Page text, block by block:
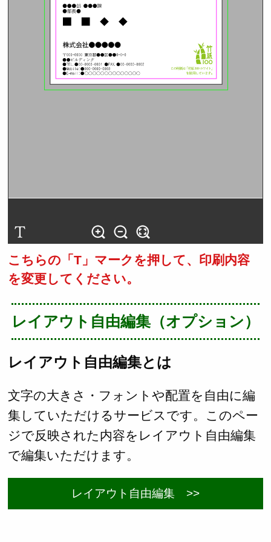
こちらの「T」マークを押して、印刷内容
を変更してください。
レイアウト自由編集（オプション）
レイアウト自由編集とは
文字の大きさ・フォントや配置を自由に編
集していただけるサービスです。このペー
ジで反映された内容をレイアウト自由編集
で編集いただけます。